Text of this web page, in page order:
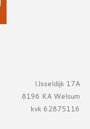
IJsseldijk 17A
8196 KA Welsum
kvk 62875116